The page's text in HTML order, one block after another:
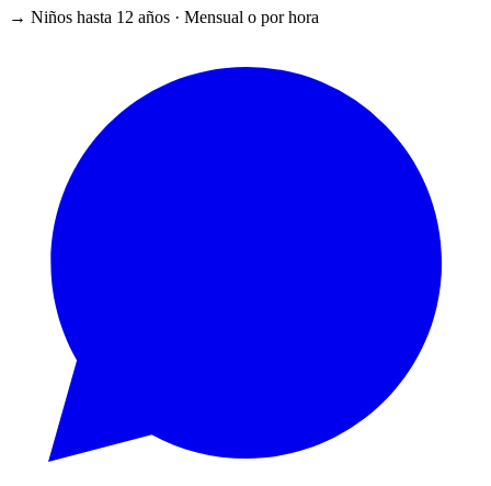
→ Niños hasta 12 años · Mensual o por hora